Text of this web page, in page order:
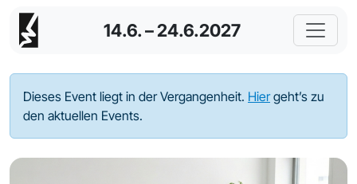
14.6. – 24.6.2027
Dieses Event liegt in der Vergangenheit. Hiergeht’s zu
den aktuellen Events.